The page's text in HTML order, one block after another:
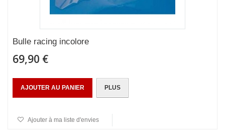
Bulle racing incolore
69,90 €
AJOUTER AU PANIER PLUS
Ajouter à ma liste d'envies